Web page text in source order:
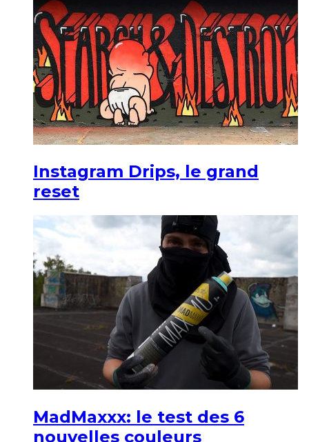
Instagram Drips, le grand
reset
MadMaxxx: le test des 6
nouvelles couleurs